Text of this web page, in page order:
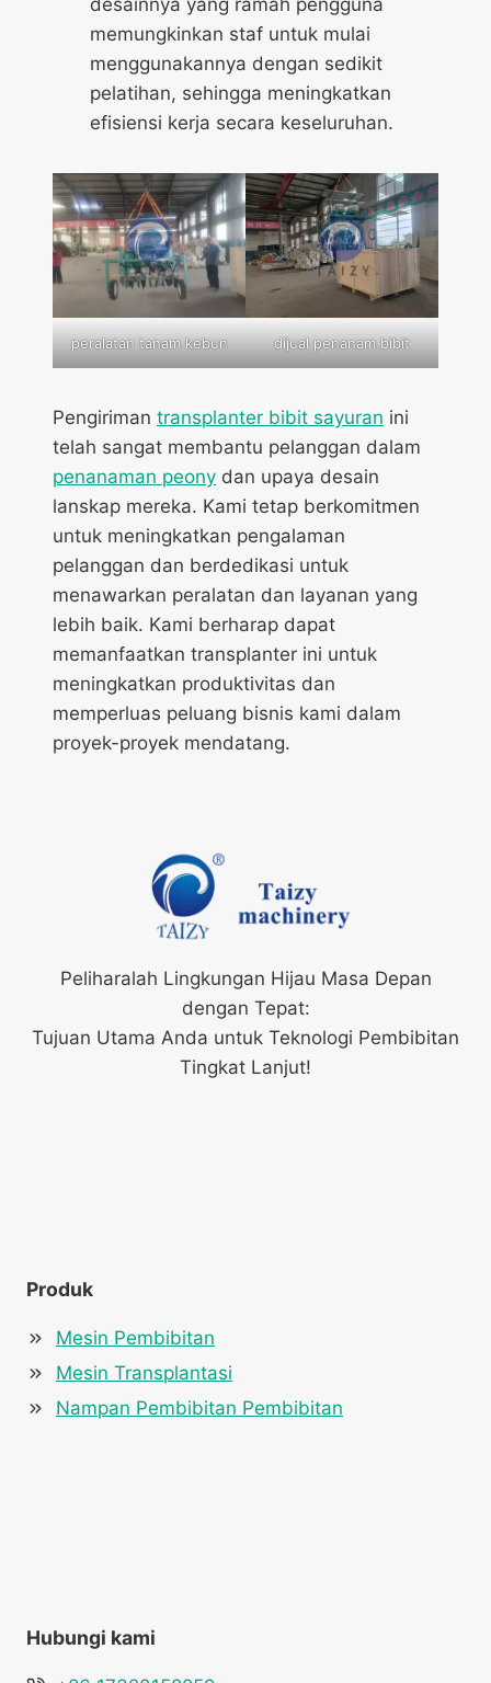
memungkinkan staf untuk mulai
menggunakannya dengan sedikit
pelatihan, sehingga meningkatkan
efisiensi kerja secara keseluruhan.
peralatan tanam kebun dijual penanam bibit
Pengiriman transplanter bibit sayuran ini
telah sangat membantu pelanggan dalam
penanaman peony dan upaya desain
lanskap mereka. Kami tetap berkomitmen
untuk meningkatkan pengalaman
pelanggan dan berdedikasi untuk
menawarkan peralatan dan layanan yang
lebih baik. Kami berharap dapat
memanfaatkan transplanter ini untuk
meningkatkan produktivitas dan
memperluas peluang bisnis kami dalam
proyek-proyek mendatang.
Peliharalah Lingkungan Hijau Masa Depan
dengan Tepat:
Tujuan Utama Anda untuk Teknologi Pembibitan
Tingkat Lanjut!
Produk
Mesin Pembibitan
Mesin Transplantasi
Nampan Pembibitan Pembibitan
Hubungi kami